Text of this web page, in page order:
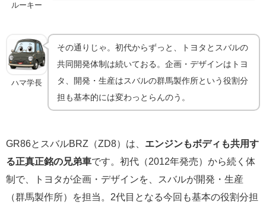
ルーキー
ハマ学長
その通りじゃ。初代からずっと、トヨタとスバルの
共同開発体制は続いておる。企画・デザインはトヨ
タ、開発・生産はスバルの群馬製作所という役割分
担も基本的には変わっとらんのう。
GR86とスバルBRZ（ZD8）は、
エンジンもボディも共用す
る正真正銘の兄弟車です。初代（2012年発売）から続く体
制で、トヨタが企画・デザインを、スバルが開発・生産
（群馬製作所）を担当。2代目となる今回も基本の役割分担